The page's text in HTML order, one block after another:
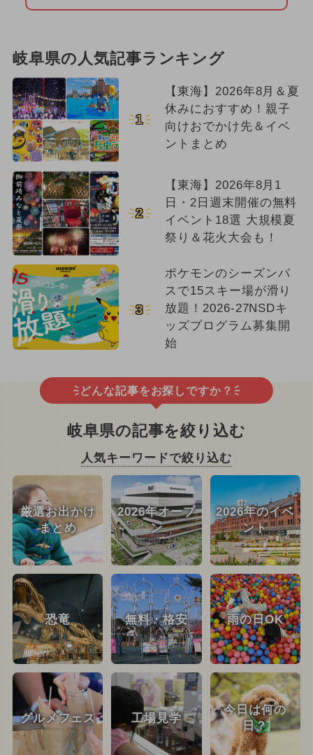
岐阜県の人気記事ランキング
1
【東海】2026年8月＆夏
休みにおすすめ！親子
向けおでかけ先＆イベ
ントまとめ
2
【東海】2026年8月1
日・2日週末開催の無料
イベント18選 大規模夏
祭り＆花火大会も！
3
ポケモンのシーズンパ
スで15スキー場が滑り
放題！2026-27NSDキ
ッズプログラム募集開
始
どんな記事をお探しですか？
岐阜県の記事を絞り込む
人気キーワードで絞り込む
厳選お出かけ
まとめ
2026年オープ
ン
2026年のイベ
ント
恐竜 無料・格安 雨の日OK
グルメフェス 工場見学
今日は何の
日？